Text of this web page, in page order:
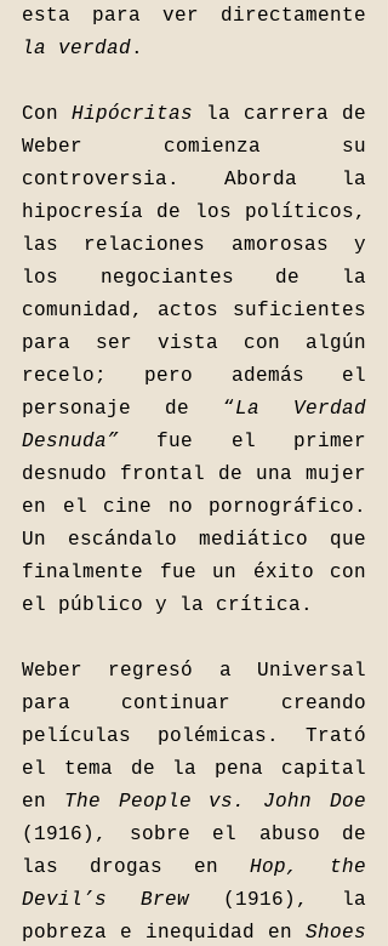
la verdad.
Con Hipócritas
la carrera de
Weber comienza su
controversia. Aborda la
hipocresía de los políticos,
las relaciones amorosas y
los negociantes de la
comunidad, actos suficientes
para ser vista con algún
recelo; pero además el
personaje de “La Verdad
Desnuda” fue el primer
desnudo frontal de una mujer
en el cine no pornográfico.
Un escándalo mediático que
finalmente fue un éxito con
el público y la crítica.
Weber regresó a Universal
para continuar creando
películas polémicas. Trató
el tema de la pena capital
en
(1916), sobre el abuso de
las drogas en Hop, the
Devil’s Brew
(1916), la
pobreza e inequidad en